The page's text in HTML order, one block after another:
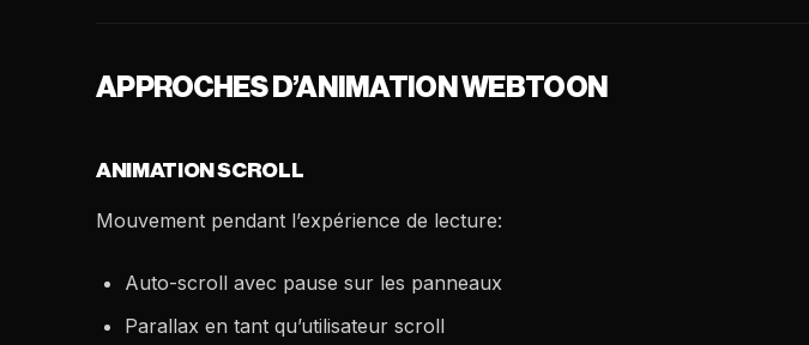
APPROCHES D’ANIMATION WEBTOON
ANIMATION SCROLL
Mouvement pendant l’expérience de lecture:
Auto-scroll avec pause sur les panneaux
Parallax en tant qu’utilisateur scroll